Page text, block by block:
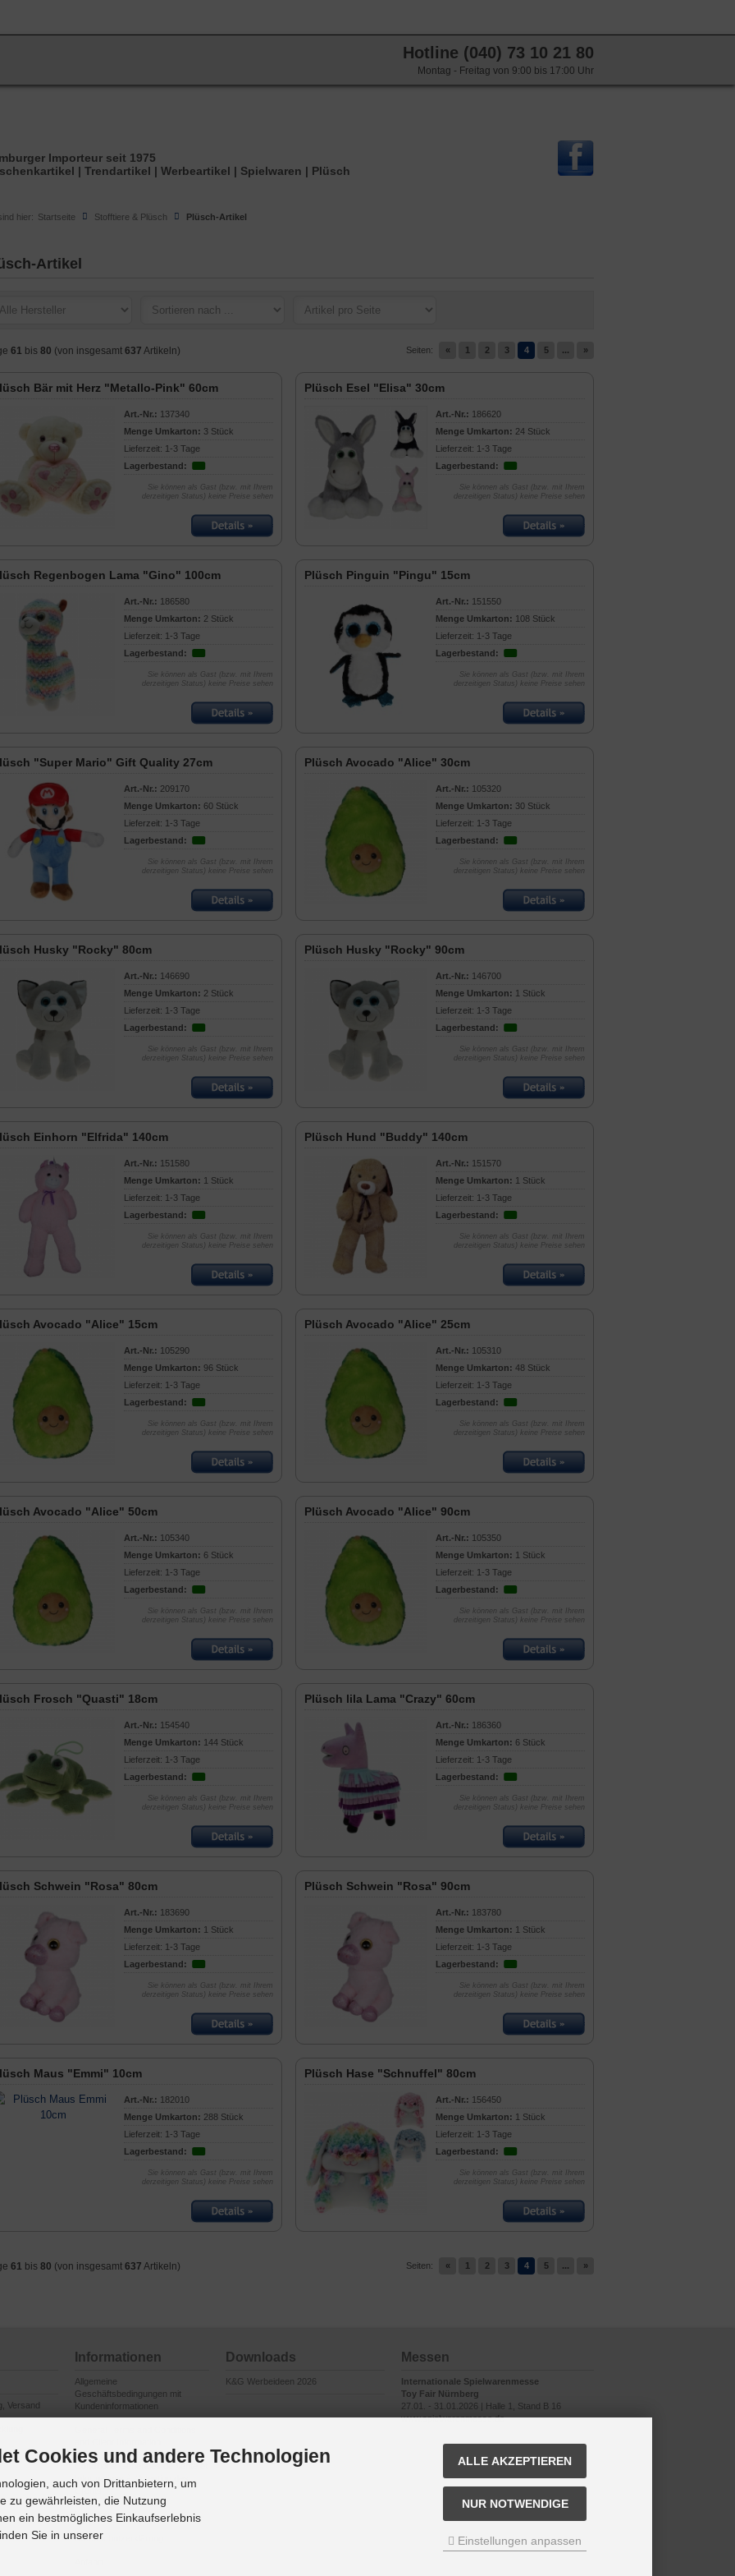
Hotline (040) 73 10 21 80
Montag - Freitag von 9:00 bis 17:00 Uhr
Importeur seit 1975
| Trendartikel | Werbeartikel | Spielwaren | Plüsch
hier: Startseite Stofftiere & Plüsch Plüsch-Artikel
Artikel
61 bis 80 (von insgesamt 637 Artikeln) Seiten: « 1 2 3 4 5 ... »
Bär mit Herz "Metallo-Pink" 60cm
Art.-Nr.: 137340
Menge Umkarton: 3 Stück
Lieferzeit: 1-3 Tage
Lagerbestand:
Sie können als Gast (bzw. mit Ihrem
derzeitigen Status) keine Preise sehen
Plüsch Esel "Elisa" 30cm
Art.-Nr.: 186620
Menge Umkarton: 24 Stück
Lieferzeit: 1-3 Tage
Lagerbestand:
Sie können als Gast (bzw. mit Ihrem
derzeitigen Status) keine Preise sehen
Regenbogen Lama "Gino" 100cm
Art.-Nr.: 186580
Menge Umkarton: 2 Stück
Lieferzeit: 1-3 Tage
Lagerbestand:
Sie können als Gast (bzw. mit Ihrem
derzeitigen Status) keine Preise sehen
Plüsch Pinguin "Pingu" 15cm
Art.-Nr.: 151550
Menge Umkarton: 108 Stück
Lieferzeit: 1-3 Tage
Lagerbestand:
Sie können als Gast (bzw. mit Ihrem
derzeitigen Status) keine Preise sehen
"Super Mario" Gift Quality 27cm
Art.-Nr.: 209170
Menge Umkarton: 60 Stück
Lieferzeit: 1-3 Tage
Lagerbestand:
Sie können als Gast (bzw. mit Ihrem
derzeitigen Status) keine Preise sehen
Plüsch Avocado "Alice" 30cm
Art.-Nr.: 105320
Menge Umkarton: 30 Stück
Lieferzeit: 1-3 Tage
Lagerbestand:
Sie können als Gast (bzw. mit Ihrem
derzeitigen Status) keine Preise sehen
Husky "Rocky" 80cm
Art.-Nr.: 146690
Menge Umkarton: 2 Stück
Lieferzeit: 1-3 Tage
Lagerbestand:
Sie können als Gast (bzw. mit Ihrem
derzeitigen Status) keine Preise sehen
Plüsch Husky "Rocky" 90cm
Art.-Nr.: 146700
Menge Umkarton: 1 Stück
Lieferzeit: 1-3 Tage
Lagerbestand:
Sie können als Gast (bzw. mit Ihrem
derzeitigen Status) keine Preise sehen
Einhorn "Elfrida" 140cm
Art.-Nr.: 151580
Menge Umkarton: 1 Stück
Lieferzeit: 1-3 Tage
Lagerbestand:
Sie können als Gast (bzw. mit Ihrem
derzeitigen Status) keine Preise sehen
Plüsch Hund "Buddy" 140cm
Art.-Nr.: 151570
Menge Umkarton: 1 Stück
Lieferzeit: 1-3 Tage
Lagerbestand:
Sie können als Gast (bzw. mit Ihrem
derzeitigen Status) keine Preise sehen
Avocado "Alice" 15cm
Art.-Nr.: 105290
Menge Umkarton: 96 Stück
Lieferzeit: 1-3 Tage
Lagerbestand:
Sie können als Gast (bzw. mit Ihrem
derzeitigen Status) keine Preise sehen
Plüsch Avocado "Alice" 25cm
Art.-Nr.: 105310
Menge Umkarton: 48 Stück
Lieferzeit: 1-3 Tage
Lagerbestand:
Sie können als Gast (bzw. mit Ihrem
derzeitigen Status) keine Preise sehen
Avocado "Alice" 50cm
Art.-Nr.: 105340
Menge Umkarton: 6 Stück
Lieferzeit: 1-3 Tage
Lagerbestand:
Sie können als Gast (bzw. mit Ihrem
derzeitigen Status) keine Preise sehen
Plüsch Avocado "Alice" 90cm
Art.-Nr.: 105350
Menge Umkarton: 1 Stück
Lieferzeit: 1-3 Tage
Lagerbestand:
Sie können als Gast (bzw. mit Ihrem
derzeitigen Status) keine Preise sehen
Frosch "Quasti" 18cm
Art.-Nr.: 154540
Menge Umkarton: 144 Stück
Lieferzeit: 1-3 Tage
Lagerbestand:
Sie können als Gast (bzw. mit Ihrem
derzeitigen Status) keine Preise sehen
Plüsch lila Lama "Crazy" 60cm
Art.-Nr.: 186360
Menge Umkarton: 6 Stück
Lieferzeit: 1-3 Tage
Lagerbestand:
Sie können als Gast (bzw. mit Ihrem
derzeitigen Status) keine Preise sehen
Schwein "Rosa" 80cm
Art.-Nr.: 183690
Menge Umkarton: 1 Stück
Lieferzeit: 1-3 Tage
Lagerbestand:
Sie können als Gast (bzw. mit Ihrem
derzeitigen Status) keine Preise sehen
Plüsch Schwein "Rosa" 90cm
Art.-Nr.: 183780
Menge Umkarton: 1 Stück
Lieferzeit: 1-3 Tage
Lagerbestand:
Sie können als Gast (bzw. mit Ihrem
derzeitigen Status) keine Preise sehen
Maus "Emmi" 10cm
Art.-Nr.: 182010
Menge Umkarton: 288 Stück
Lieferzeit: 1-3 Tage
Lagerbestand:
Sie können als Gast (bzw. mit Ihrem
derzeitigen Status) keine Preise sehen
Plüsch Hase "Schnuffel" 80cm
Art.-Nr.: 156450
Menge Umkarton: 1 Stück
Lieferzeit: 1-3 Tage
Lagerbestand:
Sie können als Gast (bzw. mit Ihrem
derzeitigen Status) keine Preise sehen
61 bis 80 (von insgesamt 637 Artikeln) Seiten: « 1 2 3 4 5 ... »
Versand
Informationen
Allgemeine
Geschäftsbedingungen mit
Kundeninformationen
Conditions Générales de Vente et
Informations à l’Attention des
Clients
Impressum
Datenschutzerklärung
Downloads
K&G Werbeideen 2026
Messen
Internationale Spielwarenmesse
Toy Fair Nürnberg
27.01. - 31.01.2026 | Halle 1, Stand B 16
www.spielwarenmesse.de
Cookies und andere Technologien
auch von Drittanbietern, um
zu gewährleisten, die Nutzung
ein bestmögliches Einkaufserlebnis
Sie in unserer
ALLE AKZEPTIEREN
NUR NOTWENDIGE
Einstellungen anpassen